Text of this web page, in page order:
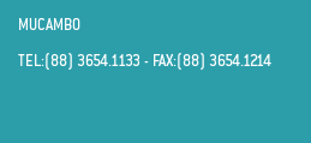
MUCAMBO
TEL:(88) 3654.1133 - FAX:(88) 3654.1214